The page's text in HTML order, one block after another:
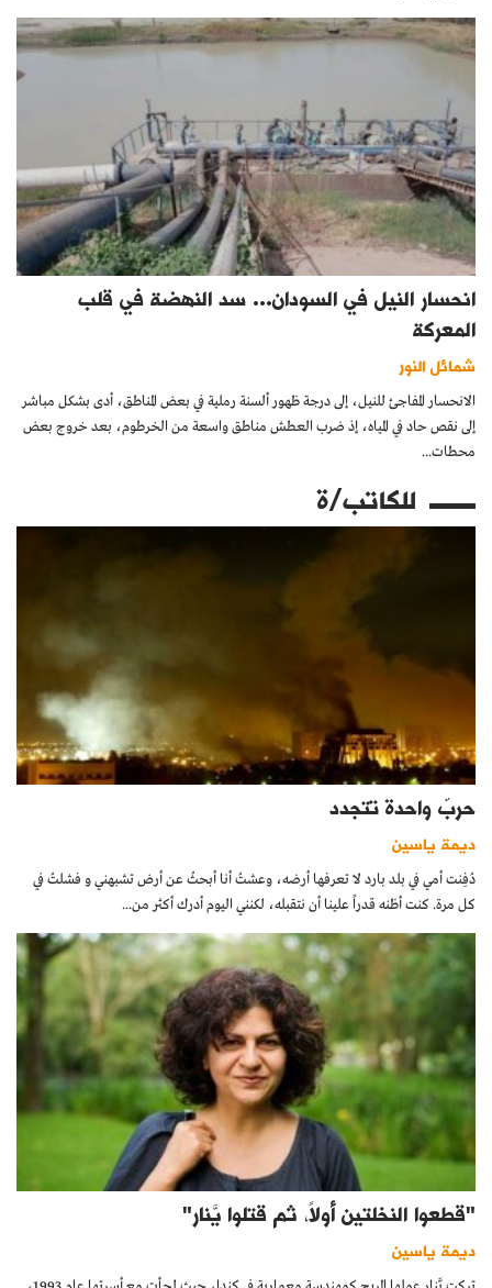
انحسار النيل في السودان… سد النهضة في قلب
المعركة
شمائل النور
الانحسار المفاجئ للنيل، إلى درجة ظهور ألسنة رملية في بعض المناطق، أدى بشكل مباشر
إلى نقص حاد في المياه، إذ ضرب العطش مناطق واسعة من الخرطوم، بعد خروج بعض
محطات...
للكاتب/ة
حربٌ واحدة تتجدد
ديمة ياسين
دُفِنت أمي في بلد بارد لا تعرفها أرضه، وعشتُ أنا أبحثُ عن أرض تشبهني و فشلتُ في
كل مرة. كنت أظنه قدراً علينا أن نتقبله، لكنني اليوم أدرك أكثر من...
"قطعوا النخلتين أولاً، ثم قتلوا يَّنار"
ديمة ياسين